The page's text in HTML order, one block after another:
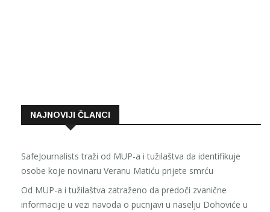
NAJNOVIJI ČLANCI
SafeJournalists traži od MUP-a i tužilaštva da identifikuje
osobe koje novinaru Veranu Matiću prijete smrću
Od MUP-a i tužilaštva zatraženo da predoči zvanične
informacije u vezi navoda o pucnjavi u naselju Dohoviće u